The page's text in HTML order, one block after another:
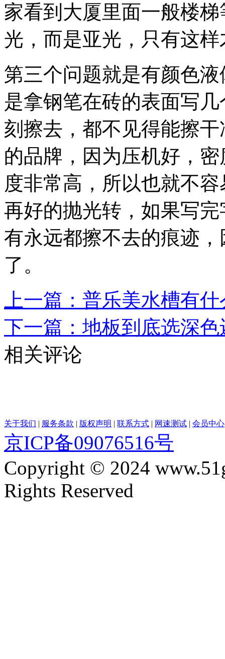
家看到大厦里面一般楼
光，而是亚光，只有这
第三个问题就是有颜色
是拿钢笔在砖的表面写
刻擦去，都不见得能擦
的品牌，因为压机好，
度非常高，所以也就不
再好的抛光转，如果写
有永远都擦不去的痕迹
了。
上一篇：普乐美水槽有
下一篇：地板到底选深色
相关评论
关于我们 | 服务条款 | 版权声明 | 联系方式 | 网速测试 | 会员中心
京ICP备09076516号
Copyright © 2024
Rights Reserved